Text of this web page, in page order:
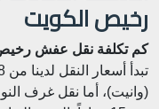
رخيص الكويت
كم تكلفة نقل عفش رخيص
(وانيت)، أما نقل غرف